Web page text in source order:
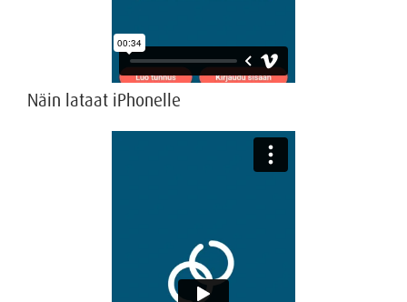
Näin lataat iPhonelle